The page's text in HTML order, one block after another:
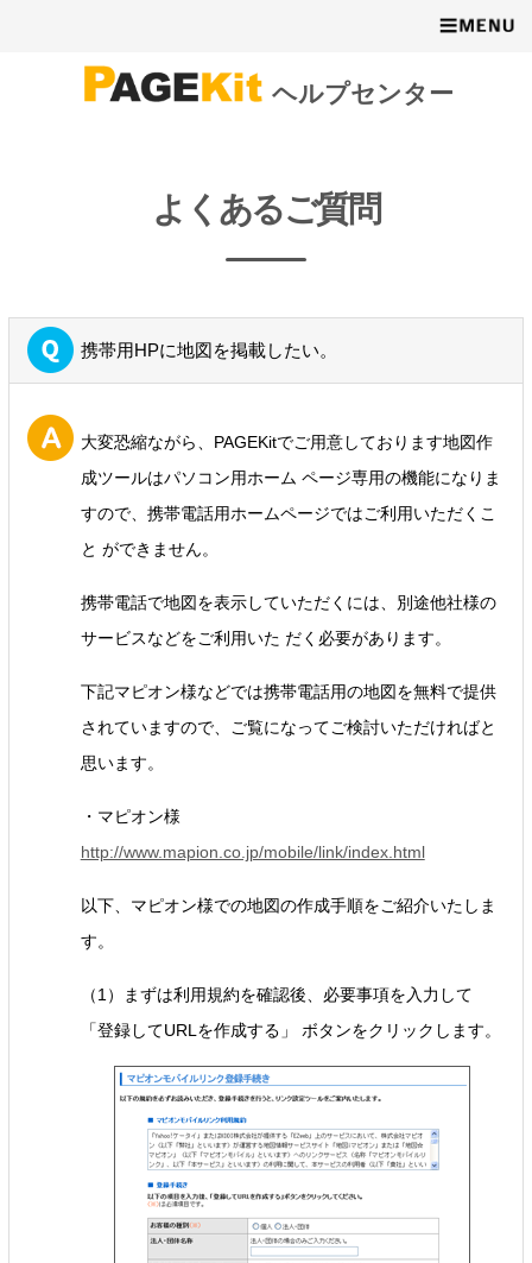
ヘルプセンター
よくあるご質問
携帯用HPに地図を掲載したい。
大変恐縮ながら、PAGEKitでご用意しております地図作
成ツールはパソコン用ホーム ページ専用の機能になりま
すので、携帯電話用ホームページではご利用いただくこ
と ができません。
携帯電話で地図を表示していただくには、別途他社様の
サービスなどをご利用いた だく必要があります。
下記マピオン様などでは携帯電話用の地図を無料で提供
されていますので、ご覧になってご検討いただければと
思います。
・マピオン様
http://www.mapion.co.jp/mobile/link/index.html
以下、マピオン様での地図の作成手順をご紹介いたしま
す。
（1）まずは利用規約を確認後、必要事項を入力して
「登録してURLを作成する」 ボタンをクリックします。